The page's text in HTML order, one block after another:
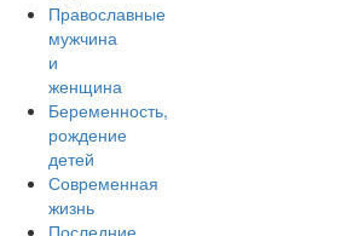
Православные
мужчина
и
женщина
Беременность,
рождение
детей
Современная
жизнь
Последние